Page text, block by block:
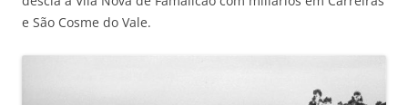
e São Cosme do Vale.